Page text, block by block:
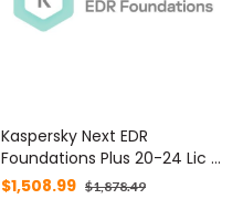
Kaspersky Next EDR
Foundations Plus 20-24 Lic 2
Años C/U KL4065ZAND8 -
$1,508.99 $1,878.49